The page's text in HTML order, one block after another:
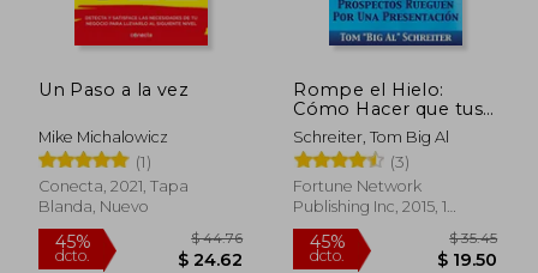
45%
dcto.
45%
dcto.
Un Paso a la vez
Mike Michalowicz
(1)
Conecta, 2021, Tapa
Blanda, Nuevo
Rompe el Hielo:
Cómo Hacer que tus
Prospectos Rueguen
por una Presentación
Schreiter, Tom Big Al
(3)
Fortune Network
Publishing Inc, 2015, 1
Edición, Tapa Blanda,
Nuevo